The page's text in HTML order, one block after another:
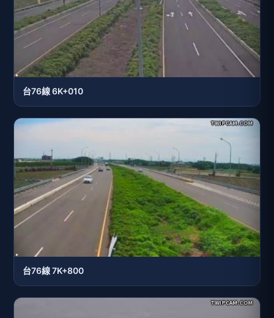
台76線 6K+010
台76線 7K+800